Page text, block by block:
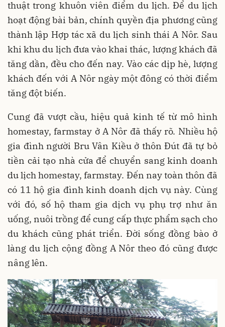
thuật trong khuôn viên điểm du lịch. Để du lịch
hoạt động bài bản, chính quyền địa phương cũng
thành lập Hợp tác xã du lịch sinh thái A Nôr. Sau
khi khu du lịch đưa vào khai thác, lượng khách đã
tăng dần, đều cho đến nay. Vào các dịp hè, lượng
khách đến với A Nôr ngày một đông có thời điểm
tăng đột biến.
Cung đã vượt cầu, hiệu quả kinh tế từ mô hình
homestay, farmstay ở A Nôr đã thấy rõ. Nhiều hộ
gia đình người Bru Vân Kiều ở thôn Đút đã tự bỏ
tiền cải tạo nhà cửa để chuyển sang kinh doanh
du lịch homestay, farmstay. Đến nay toàn thôn đã
có 11 hộ gia đình kinh doanh dịch vụ này. Cùng
với đó, số hộ tham gia dịch vụ phụ trợ như ăn
uống, nuôi trồng để cung cấp thực phẩm sạch cho
du khách cũng phát triển. Đời sống đồng bào ở
làng du lịch cộng đồng A Nôr theo đó cũng được
nâng lên.